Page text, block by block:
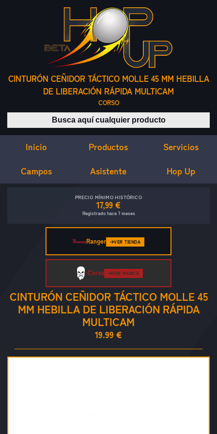
CINTURÓN CEÑIDOR TÁCTICO MOLLE 45 MM HEBILLA
DE LIBERACIÓN RÁPIDA MULTICAM
CORSO
Buscar productos
Inicio Productos Servicios
Campos Asistente Hop Up
PRECIO MÍNIMO HISTÓRICO
17,99 €
Registrado hace 7 meses
Ranger VER TIENDA
CINTURÓN CEÑIDOR TÁCTICO MOLLE 45
MM HEBILLA DE LIBERACIÓN RÁPIDA
MULTICAM
19.99 €
Corso VER MARCA